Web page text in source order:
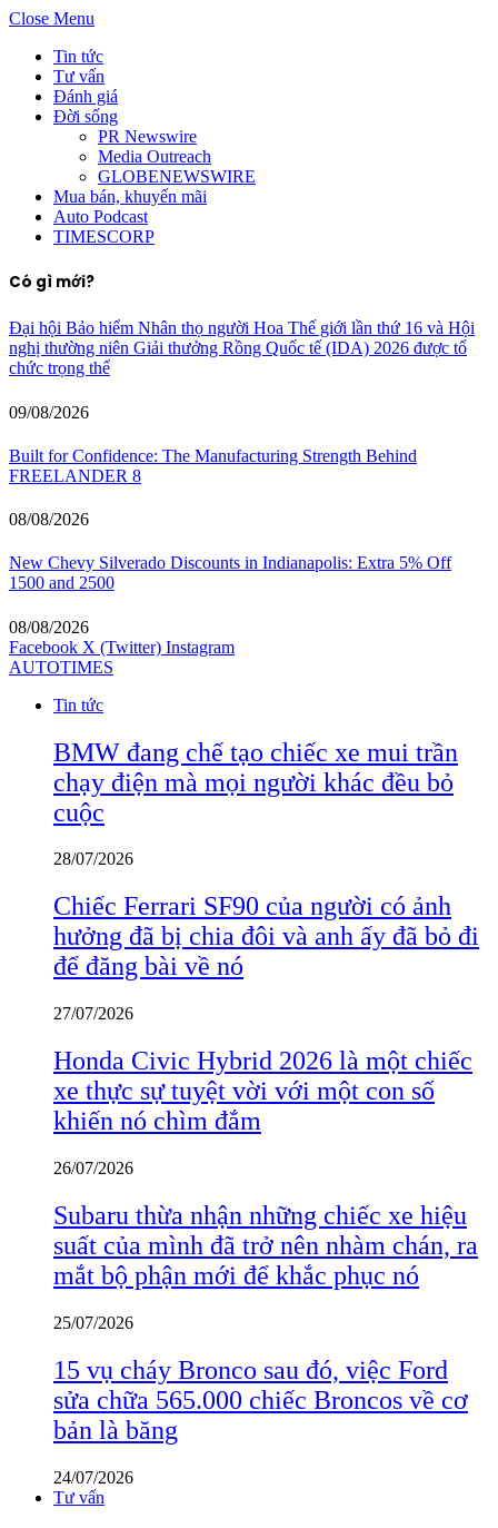
Close Menu
Tin tức
Tư vấn
Đánh giá
Đời sống
PR Newswire
Media Outreach
GLOBENEWSWIRE
Mua bán, khuyến mãi
Auto Podcast
TIMESCORP
Có gì mới?
Đại hội Bảo hiểm Nhân thọ người Hoa Thế giới lần thứ 16 và Hội
nghị thường niên Giải thưởng Rồng Quốc tế (IDA) 2026 được tổ
chức trọng thể
09/08/2026
Built for Confidence: The Manufacturing Strength Behind
FREELANDER 8
08/08/2026
New Chevy Silverado Discounts in Indianapolis: Extra 5% Off
1500 and 2500
08/08/2026
Facebook X (Twitter) Instagram
AUTOTIMES
Tin tức
BMW đang chế tạo chiếc xe mui trần
chạy điện mà mọi người khác đều bỏ
cuộc
28/07/2026
Chiếc Ferrari SF90 của người có ảnh
hưởng đã bị chia đôi và anh ấy đã bỏ đi
để đăng bài về nó
27/07/2026
Honda Civic Hybrid 2026 là một chiếc
xe thực sự tuyệt vời với một con số
khiến nó chìm đắm
26/07/2026
Subaru thừa nhận những chiếc xe hiệu
suất của mình đã trở nên nhàm chán, ra
mắt bộ phận mới để khắc phục nó
25/07/2026
15 vụ cháy Bronco sau đó, việc Ford
sửa chữa 565.000 chiếc Broncos về cơ
bản là băng
24/07/2026
Tư vấn